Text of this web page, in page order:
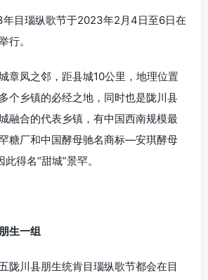
瑙纵歌节于2023年2月4日至6日在
行。
凤之邻，距县城10公里，地理位置
个乡镇的必经之地，同时也是陇川县
融合的代表乡镇，有中国西南规模最
糖厂和中国酵母驰名商标—安琪酵母
得名“甜城”景罕。
生一组
川县朋生统肯目瑙纵歌节都会在目